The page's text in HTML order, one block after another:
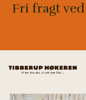
Fri fragt